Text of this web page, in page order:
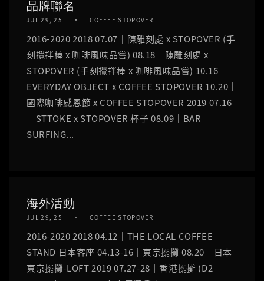
品牌聯名
JUL 29, 25 COFFEE STOPOVER
2016-2020 2018 07.07｜陳雕刻處 x STOPOVER (手
刻攪拌棒 x 咖啡風味品嘗) 08.18｜陳雕刻處 x
STOPOVER (手刻攪拌棒 x 咖啡風味品嘗) 10.16｜
EVERYDAY OBJECT x COFFEE STOPOVER 10.20｜
國際咖啡感恩節 x COFFEE STOPOVER 2019 07.16
｜STTOKE x STOPOVER 杯子 08.09｜BAR
SURFING...
海外活動
JUL 29, 25 COFFEE STOPOVER
2016-2020 2018 04.12｜THE LOCAL COFFEE
STAND 日本客座 04.13-16｜東京擺攤 08.20｜日本
東京擺攤-LOFT 2019 07.27-28｜香港擺攤 (D2